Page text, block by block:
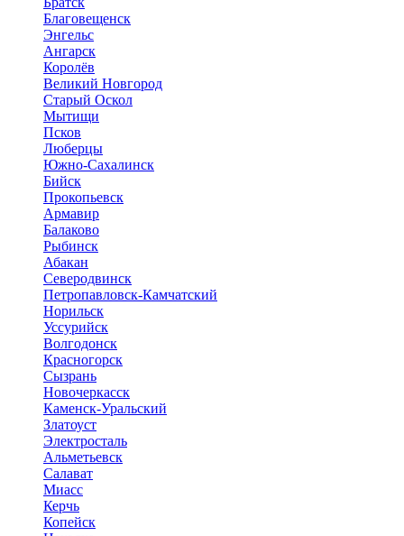
Благовещенск
Энгельс
Ангарск
Королёв
Великий Новгород
Старый Оскол
Мытищи
Псков
Люберцы
Южно-Сахалинск
Бийск
Прокопьевск
Армавир
Балаково
Рыбинск
Абакан
Северодвинск
Петропавловск-Камчатский
Норильск
Уссурийск
Волгодонск
Красногорск
Сызрань
Новочеркасск
Каменск-Уральский
Златоуст
Электросталь
Альметьевск
Салават
Миасс
Керчь
Копейск